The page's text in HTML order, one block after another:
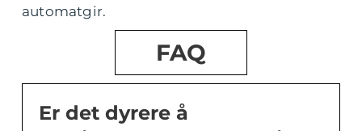
automatgir.
FAQ
Er det dyrere å